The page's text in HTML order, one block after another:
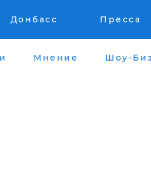
Донбасс Пресса
Мнение Шоу-Биз